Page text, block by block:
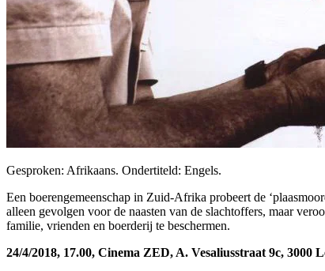
Gesproken: Afrikaans. Ondertiteld: Engels.
Een boerengemeenschap in Zuid-Afrika probeert de
alleen gevolgen voor de naasten van de slachtoffers, maar
familie, vrienden en boerderij te beschermen.
24/4/2018, 17.00, Cinema ZED, A. Vesaliusstraat 9c, 3000